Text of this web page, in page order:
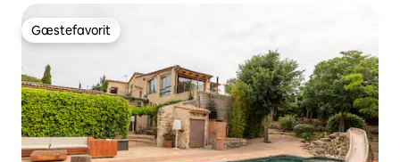
Gæstefavorit
Gæstefavorit